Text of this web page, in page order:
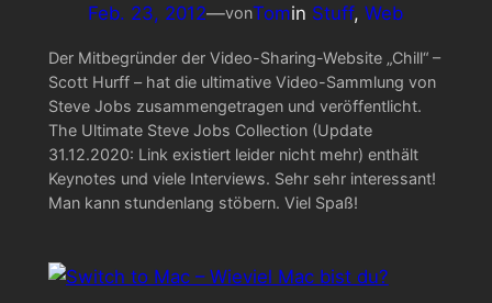
Feb. 23, 2012—vonTomin Stuff, Web
Der Mitbegründer der Video-Sharing-Website „Chill“ –
Scott Hurff – hat die ultimative Video-Sammlung von
Steve Jobs zusammengetragen und veröffentlicht.
The Ultimate Steve Jobs Collection (Update
31.12.2020: Link existiert leider nicht mehr) enthält
Keynotes und viele Interviews. Sehr sehr interessant!
Man kann stundenlang stöbern. Viel Spaß!